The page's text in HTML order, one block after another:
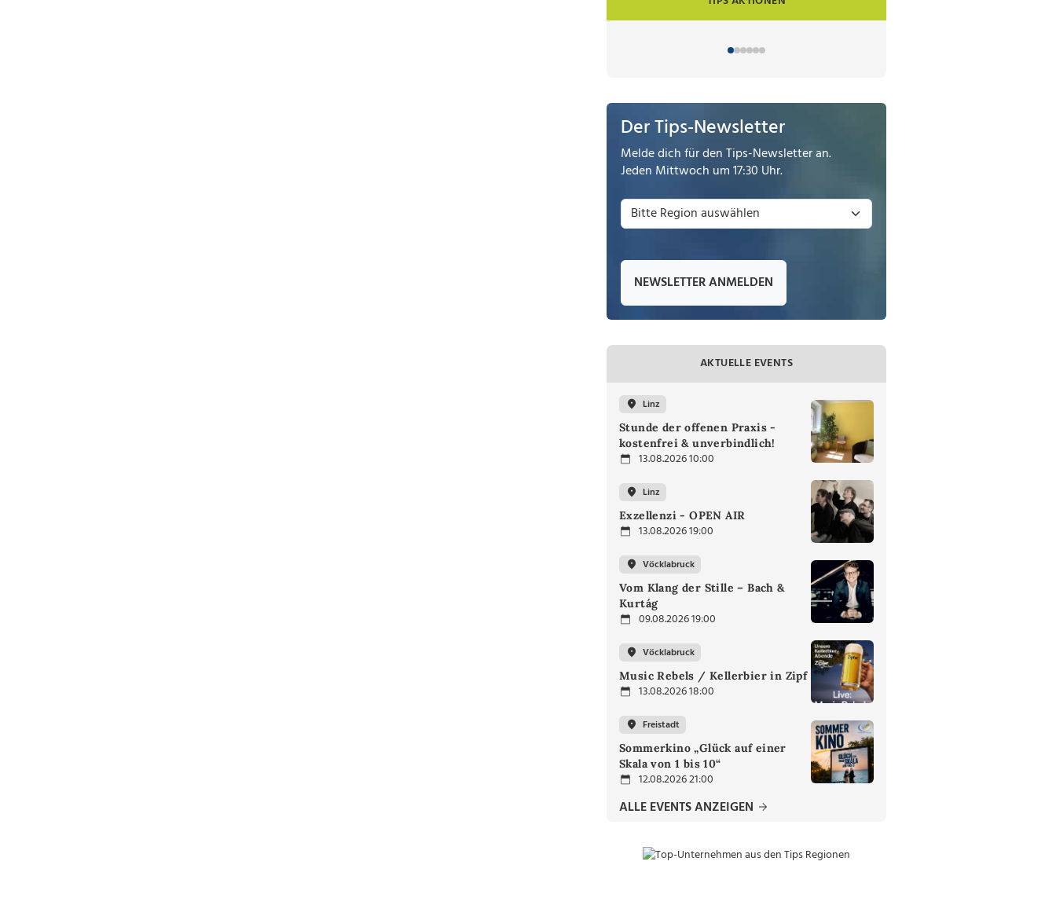
Der Tips-Newsletter
Melde dich für den Tips-Newsletter an.
Jeden Mittwoch um 17:30 Uhr.
NEWSLETTER ANMELDEN
AKTUELLE EVENTS
Linz
Stunde der offenen Praxis -
kostenfrei & unverbindlich!
13.08.2026 10:00
Linz
Exzellenzi - OPEN AIR
13.08.2026 19:00
Vöcklabruck
Vom Klang der Stille – Bach &
Kurtág
09.08.2026 19:00
Vöcklabruck
Music Rebels / Kellerbier in Zipf
13.08.2026 18:00
Freistadt
Sommerkino „Glück auf einer
Skala von 1 bis 10“
12.08.2026 21:00
ALLE EVENTS ANZEIGEN